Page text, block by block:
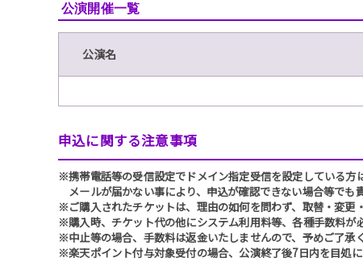
公演開催一覧
公演名
申込に関する注意事項
※携帯電話等の受信設定でドメイン指定受信を設定している
メールが届かない事により、申込が確認できない場合等でも
※ご購入されたチケットは、理由の如何を問わず、取替・変更
※購入時、チケット代の他にシステム利用料等、各種手数料が
※中止等の場合、手数料は返金いたしませんので、予めご了承
※楽天ポイント付与対象受付の場合、公演終了後7日内を目処